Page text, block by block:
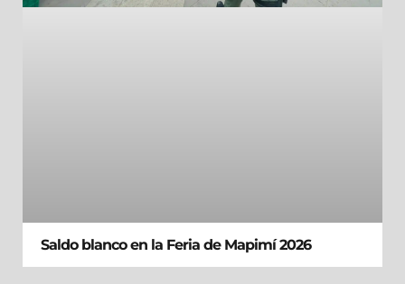
Saldo blanco en la Feria de Mapimí 2026